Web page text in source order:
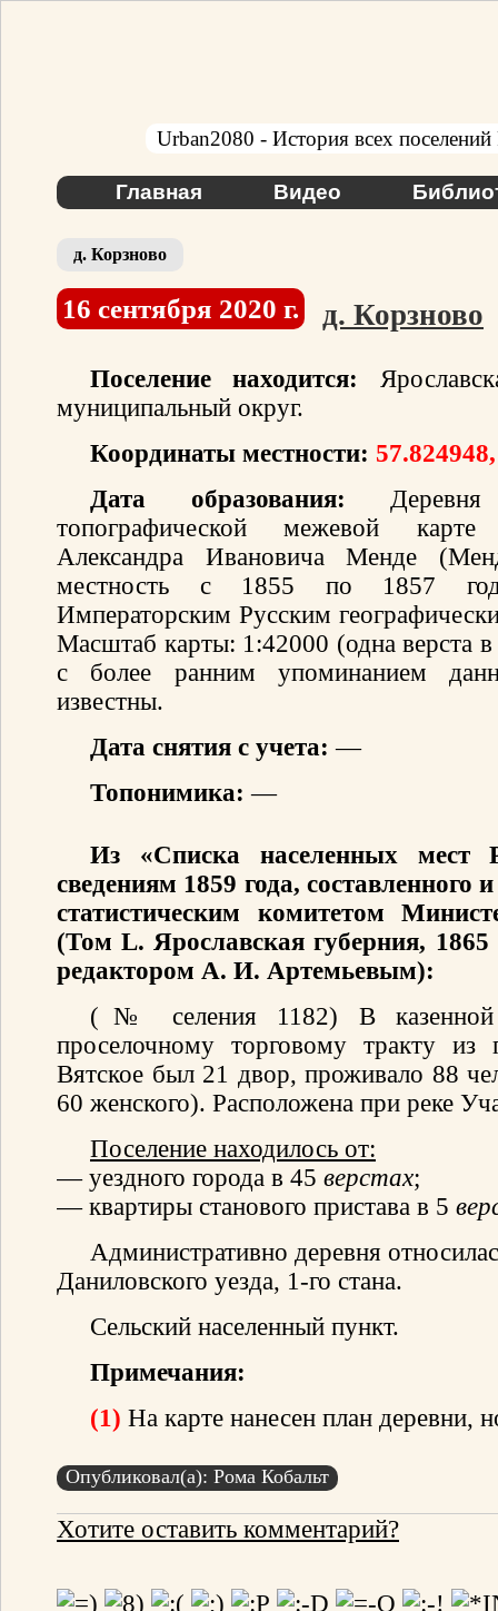
Urban2080 - История всех поселений
Главная Видео
д. Корзново
16 сентября 2020 г. д. Корзново
Поселение находится:
муниципальный округ.
Координаты местности:
Дата образования:
топографической межевой карте
Александра Ивановича Менде
местность с 1855 по 1857
Императорским Русским
Масштаб карты: 1:42000 (одна верста
с более ранним упоминанием
известны.
Дата снятия с учета: —
Топонимика: —
Из «Списка населенных мест
сведениям 1859 года,
статистическим комитетом
(Том L. Ярославская губерния,
редактором А. И. Артемьевым):
(№ селения 1182) В казенной
проселочному торговому тракту из
Вятское был 21 двор, проживало 88
60 женского). Расположена при реке
Поселение находилось от:
— уездного города в 45 верстах;
— квартиры станового пристава в 5
Административно деревня
Даниловского уезда, 1-го стана.
Сельский населенный пункт.
Примечания:
(1) На карте нанесен план деревни,
Опубликовал(а): Рома Кобальт
Хотите оставить комментарий?